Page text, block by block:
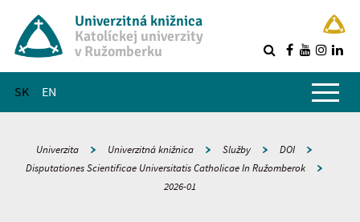
Univerzitná knižnica
Katolíckej univerzity
v Ružomberku
SK EN
Hlavné menu
Univerzita Univerzitná knižnica Služby
DOI
Disputationes Scientificae Universitatis Catholicae In Ružomberok
2026-01